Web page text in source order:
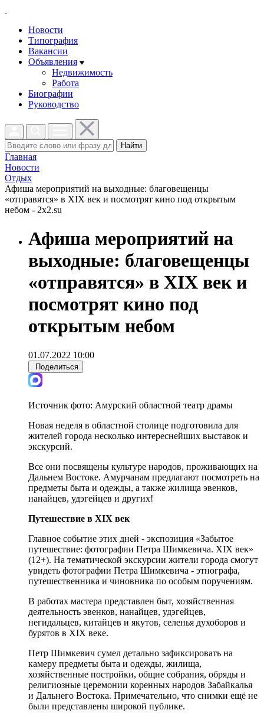
Новости
Типография
Вакансии
Объявления
Недвижимость
Работа
Биографии
Руководство
Найти
Главная
Новости
Отдых
Афиша мероприятий на выходные: благовещенцы
«отправятся» в XIX век и посмотрят кино под открытым
небом - 2x2.su
Афиша мероприятий на
выходные: благовещенцы
«отправятся» в XIX век и
посмотрят кино под
открытым небом
01.07.2022 10:00
Поделиться
Источник фото: Амурский областной театр драмы
Новая неделя в областной столице подготовила для
жителей города несколько интереснейших выставок и
экскурсий.
Все они посвящены культуре народов, проживающих на
Дальнем Востоке. Амурчанам предлагают посмотреть на
предметы быта и одежды, а также жилища эвенков,
нанайцев, удэгейцев и других!
Путешествие в XIX век
Главное событие этих дней - экспозиция «Забытое
путешествие: фотографии Петра Шимкевича. XIX век»
(12+). На тематической экскурсии жители города смогут
увидеть фотографии Петра Шимкевича - этнографа,
путешественника и чиновника по особым поручениям.
В работах мастера представлен быт, хозяйственная
деятельность эвенков, нанайцев, удэгейцев,
негидальцев, китайцев и якутов, селенья духоборов и
бурятов в XIX веке.
Петр Шимкевич сумел детально зафиксировать на
камеру предметы быта и одежды, жилища,
хозяйственные постройки, общие собрания, обряды и
религиозные церемонии коренных народов Забайкалья
и Дальнего Востока. Примечательно, что снимки ещё не
были представлены широкой публике.